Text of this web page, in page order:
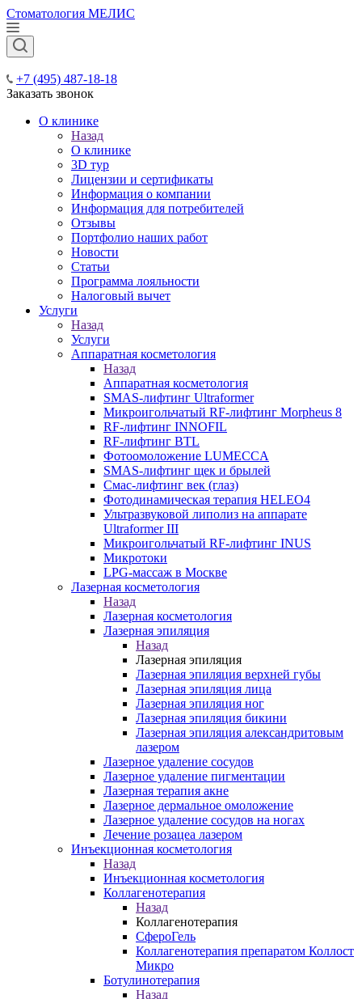
Стоматология МЕЛИС
+7 (495) 487-18-18
Заказать звонок
О клинике
Назад
О клинике
3D тур
Лицензии и сертификаты
Информация о компании
Информация для потребителей
Отзывы
Портфолио наших работ
Новости
Статьи
Программа лояльности
Налоговый вычет
Услуги
Назад
Услуги
Аппаратная косметология
Назад
Аппаратная косметология
SMAS-лифтинг Ultraformer
Микроигольчатый RF-лифтинг Morpheus 8
RF-лифтинг INNOFIL
RF-лифтинг BTL
Фотоомоложение LUMECCA
SMAS-лифтинг щек и брылей
Смас-лифтинг век (глаз)
Фотодинамическая терапия HELEO4
Ультразвуковой липолиз на аппарате
Ultraformer III
Микроигольчатый RF-лифтинг INUS
Микротоки
LPG-массаж в Москве
Лазерная косметология
Назад
Лазерная косметология
Лазерная эпиляция
Назад
Лазерная эпиляция
Лазерная эпиляция верхней губы
Лазерная эпиляция лица
Лазерная эпиляция ног
Лазерная эпиляция бикини
Лазерная эпиляция александритовым
лазером
Лазерное удаление сосудов
Лазерное удаление пигментации
Лазерная терапия акне
Лазерное дермальное омоложение
Лазерное удаление сосудов на ногах
Лечение розацеа лазером
Инъекционная косметология
Назад
Инъекционная косметология
Коллагенотерапия
Назад
Коллагенотерапия
СфероГель
Коллагенотерапия препаратом Коллост
Микро
Ботулинотерапия
Назад